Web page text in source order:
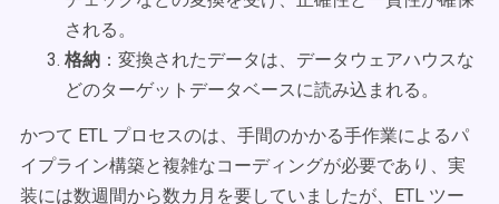
される。
格納 ：変換されたデータは、データウェアハウスな
どのターゲットデータベースに読み込まれる。
かつて ETL プロセスのは、手間のかかる手作業によるパ
イプライン構築と複雑なコーディングが必要であり、実
装には数週間から数カ月を要していましたが、ETL ツー